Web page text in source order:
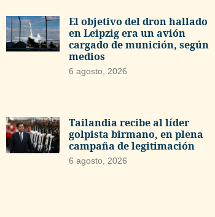
El objetivo del dron hallado
en Leipzig era un avión
cargado de munición, según
medios
6 agosto, 2026
Tailandia recibe al líder
golpista birmano, en plena
campaña de legitimación
6 agosto, 2026